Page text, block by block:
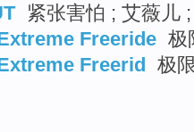
紧张害怕 ; 艾薇儿
Freeride 极
Freerid 极